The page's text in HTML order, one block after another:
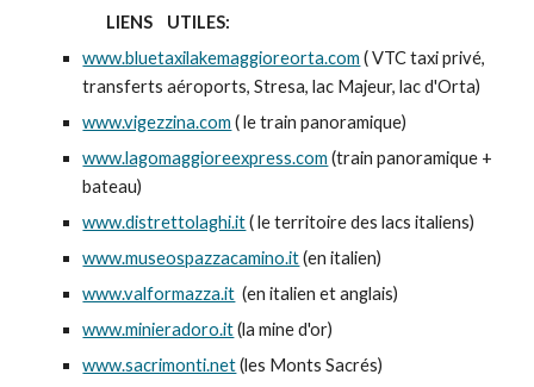
LIENS UTILES:
www.bluetaxilakemaggioreorta.com (VTC taxi privé,
transferts aéroports, Stresa, lac Majeur, lac d'Orta)
www.vigezzina.com ( le train panoramique)
www.lagomaggioreexpress.com (train panoramique +
bateau)
www.distrettolaghi.it( le territoire des lacs italiens)
www.museospazzacamino.it(en italien)
www.valformazza.it (en italien et anglais)
www.minieradoro.it(la mine d'or)
www.sacrimonti.net(les Monts Sacrés)